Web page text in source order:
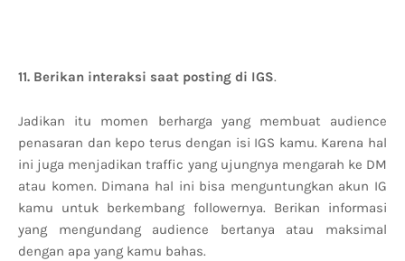
11. Berikan interaksi saat posting di IGS.
Jadikan itu momen berharga yang membuat audience
penasaran dan kepo terus dengan isi IGS kamu. Karena hal
ini juga menjadikan traffic yang ujungnya mengarah ke DM
atau komen. Dimana hal ini bisa menguntungkan akun IG
kamu untuk berkembang followernya. Berikan informasi
yang mengundang audience bertanya atau maksimal
dengan apa yang kamu bahas.